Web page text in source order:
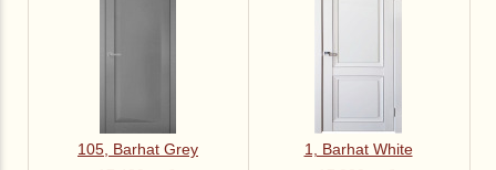
105, Barhat Grey
1, Barhat White